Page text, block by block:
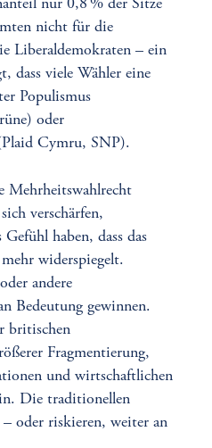
nur 0,8 % der Sitze
nicht für die
Liberaldemokraten – ein
dass viele Wähler eine
Populismus
oder
Cymru, SNP).
Mehrheitswahlrecht
verschärfen,
haben, dass das
widerspiegelt.
andere
Bedeutung gewinnen.
britischen
Fragmentierung,
und wirtschaftlichen
Die traditionellen
– oder riskieren, weiter an